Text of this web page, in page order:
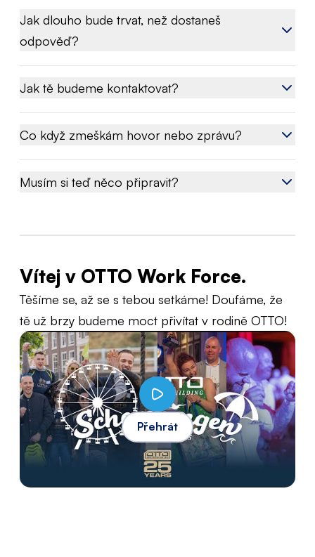
Jak dlouho bude trvat, než dostaneš
odpověď?
Jak tě budeme kontaktovat?
Co když zmeškám hovor nebo zprávu?
Musím si teď něco připravit?
Vítej v OTTO Work Force.
Těšíme se, až se s tebou setkáme! Doufáme, že
tě už brzy budeme moct přivítat v rodině OTTO!
Přehrát